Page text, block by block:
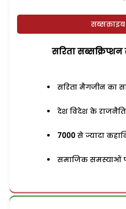
सरिता
सरिता मैगजीन का
देश विदेश के
7000 से ज्यादा
समाजिक समस्याओं